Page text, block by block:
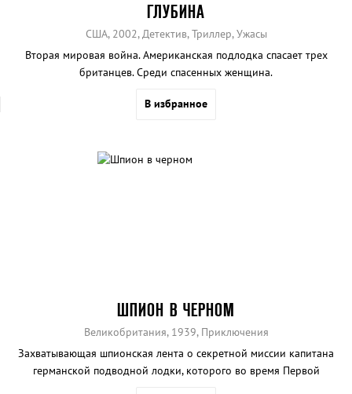
ГЛУБИНА
США, 2002, Детектив, Триллер, Ужасы
Вторая мировая война. Американская подлодка спасает трех
британцев. Среди спасенных женщина.
В избранное
ШПИОН В ЧЕРНОМ
Великобритания, 1939, Приключения
Захватывающая шпионская лента о секретной миссии капитана
германской подводной лодки, которого во время Первой